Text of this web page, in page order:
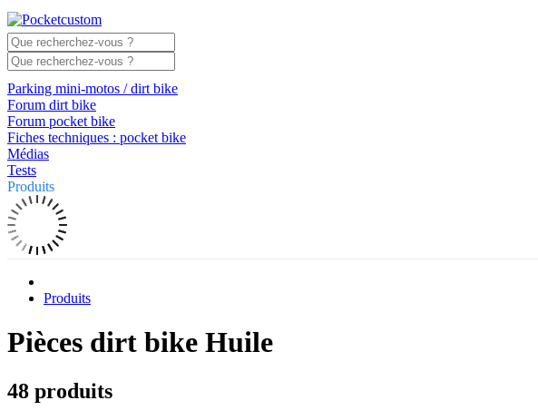
Parking mini-motos / dirt bike
Forum dirt bike
Forum pocket bike
Fiches techniques : pocket bike
Médias
Tests
Produits
Produits
Pièces dirt bike Huile
48 produits